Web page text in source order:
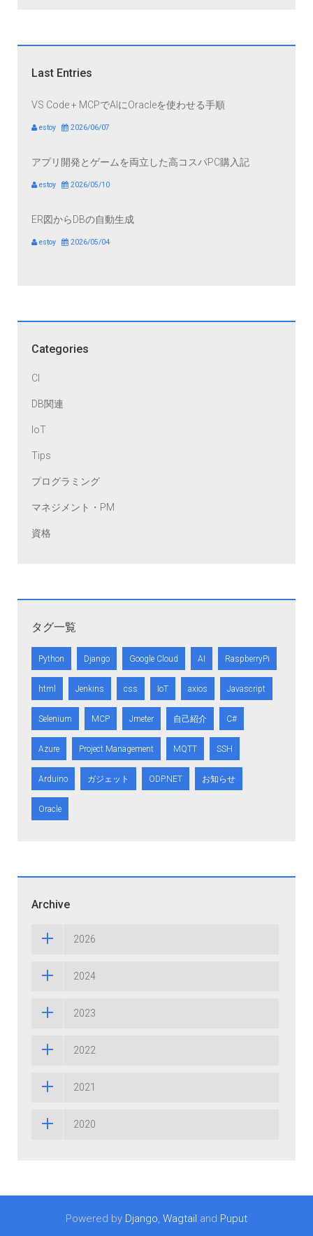
Last Entries
VS Code + MCPでAIにOracleを使わせる手順
estoy 2026/06/07
アプリ開発とゲームを両立した高コスパPC購入記
estoy 2026/05/10
ER図からDBの自動生成
estoy 2026/05/04
Categories
CI
DB関連
IoT
Tips
プログラミング
マネジメント・PM
資格
タグ一覧
Python Django Google Cloud AI RaspberryPi
html Jenkins css IoT axios Javascript
Selenium MCP Jmeter 自己紹介 C#
Azure Project Management MQTT SSH
Arduino ガジェット ODP.NET お知らせ
Oracle
Archive
2026
2024
2023
2022
2021
2020
Powered by Django, Wagtail and Puput